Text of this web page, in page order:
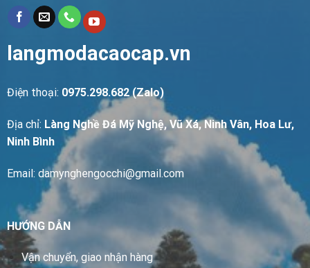
langmodacaocap.vn
Điện thoại: 0975.298.682 (Zalo)
Địa chỉ: Làng Nghề Đá Mỹ Nghệ, Vũ Xá, Ninh Vân, Hoa Lư,
Ninh Bình
Email: damynghengocchi@gmail.com
HƯỚNG DẪN
Vận chuyển, giao nhận hàng